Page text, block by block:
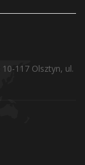
117 Olsztyn, ul.